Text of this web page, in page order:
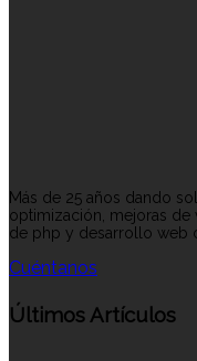
Más de 25 años dando
optimización, mejoras de
de php y desarrollo web
Cuéntanos
Últimos Artículos